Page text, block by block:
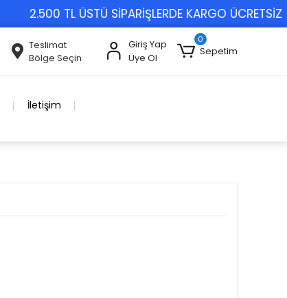
2.500 TL ÜSTÜ SİPARİŞLERDE KARGO ÜCRETSİZ
Teslimat
Bölge Seçin
Giriş Yap
Üye Ol
0
Sepetim
İletişim